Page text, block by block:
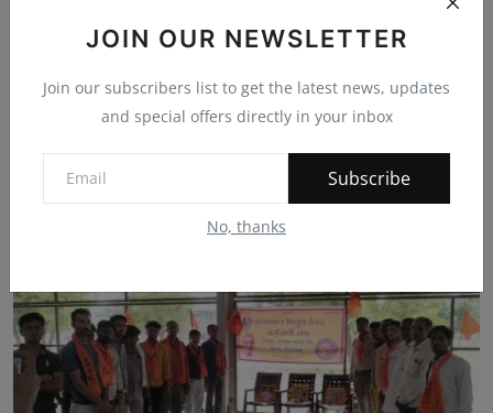
JOIN OUR NEWSLETTER
Join our subscribers list to get the latest news, updates
and special offers directly in your inbox
Subscribe
No, thanks
Related Posts